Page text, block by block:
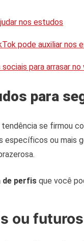
nos estudos
pode auxiliar nos
para arrasar
para
se firmou
ou mais
de perfis que você
ou